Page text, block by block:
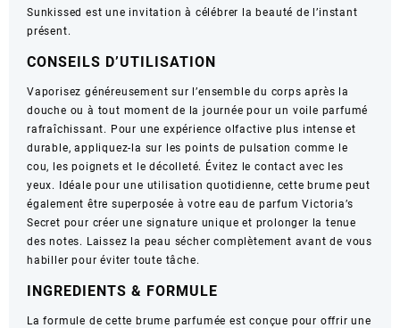
Sunkissed est une invitation à célébrer la beauté de l’instant
présent.
CONSEILS D’UTILISATION
Vaporisez généreusement sur l’ensemble du corps après la
douche ou à tout moment de la journée pour un voile parfumé
rafraîchissant. Pour une expérience olfactive plus intense et
durable, appliquez-la sur les points de pulsation comme le
cou, les poignets et le décolleté. Évitez le contact avec les
yeux. Idéale pour une utilisation quotidienne, cette brume peut
également être superposée à votre eau de parfum Victoria’s
Secret pour créer une signature unique et prolonger la tenue
des notes. Laissez la peau sécher complètement avant de vous
habiller pour éviter toute tâche.
INGREDIENTS & FORMULE
La formule de cette brume parfumée est conçue pour offrir une